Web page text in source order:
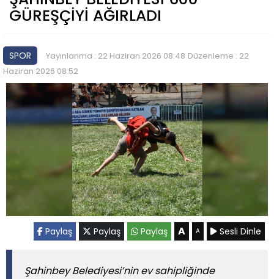
GÜREŞÇİYİ AĞIRLADI
SPOR Yayınlanma : 22 Haziran 2026 08:48 Düzenleme : 22
Haziran 2026 08:52
Paylaş Paylaş Paylaş A A Sesli Dinle
Şahinbey Belediyesi’nin ev sahipliğinde